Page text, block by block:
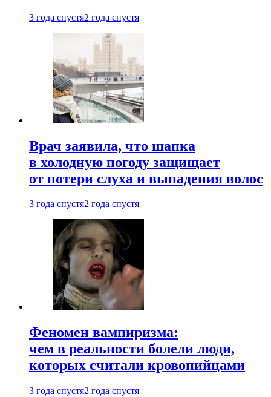
3 года спустя2 года спустя
Врач заявила, что шапка
в холодную погоду защищает
от потери слуха и выпадения волос
3 года спустя2 года спустя
Феномен вампиризма:
чем в реальности болели люди,
которых считали кровопийцами
3 года спустя2 года спустя